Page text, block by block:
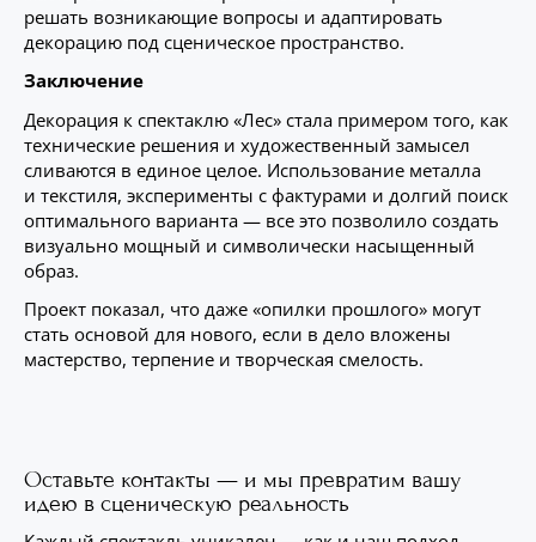
решать возникающие вопросы и адаптировать
декорацию под сценическое пространство.
Заключение
Декорация к спектаклю «Лес» стала примером того, как
технические решения и художественный замысел
сливаются в единое целое. Использование металла
и текстиля, эксперименты с фактурами и долгий поиск
оптимального варианта — все это позволило создать
визуально мощный и символически насыщенный
образ.
Проект показал, что даже «опилки прошлого» могут
стать основой для нового, если в дело вложены
мастерство, терпение и творческая смелость.
Оставьте контакты — и мы превратим вашу
идею в сценическую реальность